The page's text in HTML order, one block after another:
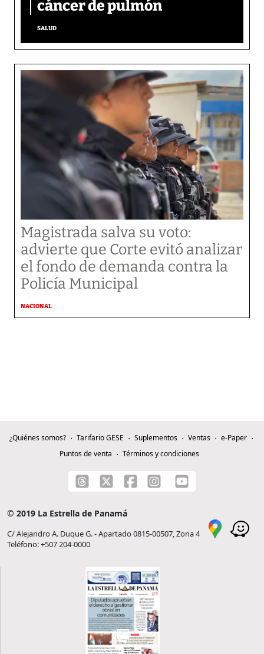
cáncer de pulmón
SALUD
Magistrada salva su voto:
advierte que Corte evitó analizar
el fondo de demanda contra la
Policía Municipal
NACIONAL
¿Quiénes somos? Tarifario GESE Suplementos Ventas
e-Paper
Puntos de venta
Términos y condiciones
© 2019 La Estrella de Panamá
C/ Alejandro A. Duque G. - Apartado 0815-00507, Zona 4
Teléfono: +507 204-0000